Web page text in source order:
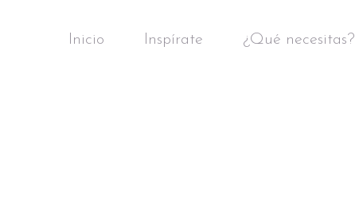
Inicio Inspírate ¿Qué necesitas?